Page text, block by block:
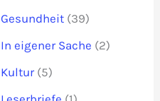
Gesundheit (39)
In eigener Sache (2)
Kultur (5)